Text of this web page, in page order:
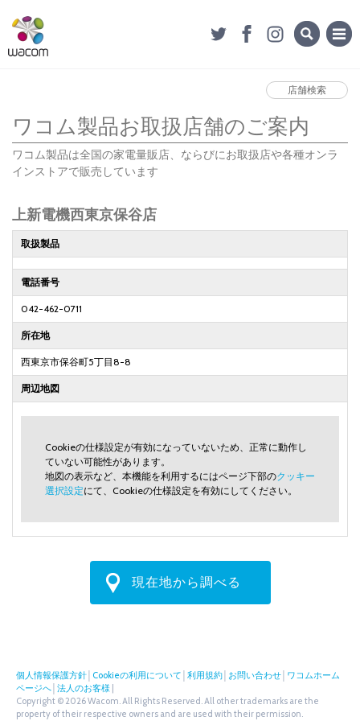
店舗検索
ワコム製品お取扱店舗のご案内
ワコム製品は全国の家電量販店、ならびにお取扱店や各種オンラ
インストアで販売しています
上新電機西東京保谷店
取扱製品
電話番号
042-462-0711
所在地
西東京市保谷町5丁目8-8
周辺地図
Cookieの仕様設定が有効になっていないため、正常に動作し
ていない可能性があります。
地図の表示など、本機能を利用するにはページ下部のクッキー
選択設定にて、Cookieの仕様設定を有効にしてください。
現在地から調べる
個人情報保護方針 Cookieの利用について 利用規約 お問い合わせ ワコムホーム
ページへ 法人のお客様
Copyright © 2026 Wacom. All Rights Reserved. All other trademarks are the
property of their respective owners and are used with their permission.